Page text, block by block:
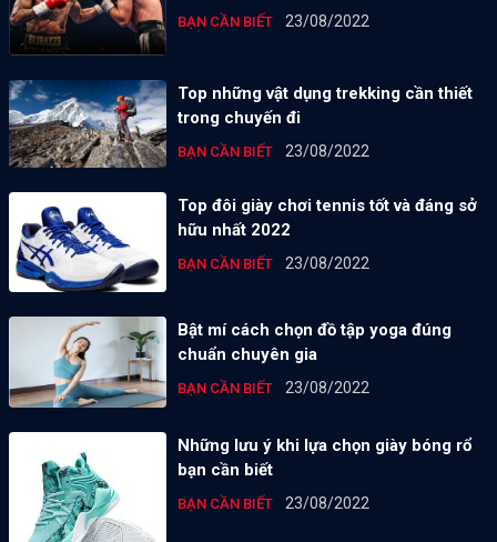
BẠN CẦN BIẾT 23/08/2022
Top những vật dụng trekking cần thiết
trong chuyến đi
BẠN CẦN BIẾT 23/08/2022
Top đôi giày chơi tennis tốt và đáng sở
hữu nhất 2022
BẠN CẦN BIẾT 23/08/2022
Bật mí cách chọn đồ tập yoga đúng
chuẩn chuyên gia
BẠN CẦN BIẾT 23/08/2022
Những lưu ý khi lựa chọn giày bóng rổ
bạn cần biết
BẠN CẦN BIẾT 23/08/2022